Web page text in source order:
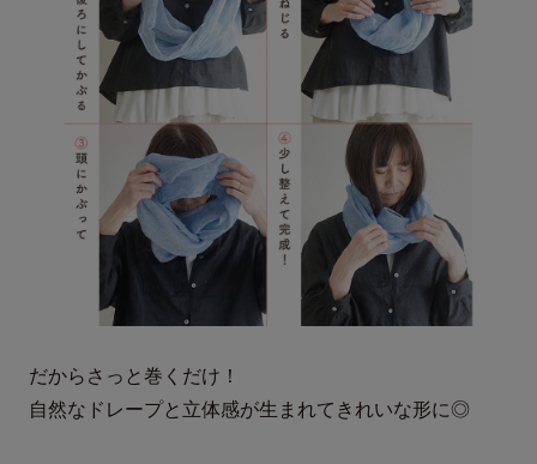
だからさっと巻くだけ！
自然なドレープと立体感が生まれてきれいな形に◎